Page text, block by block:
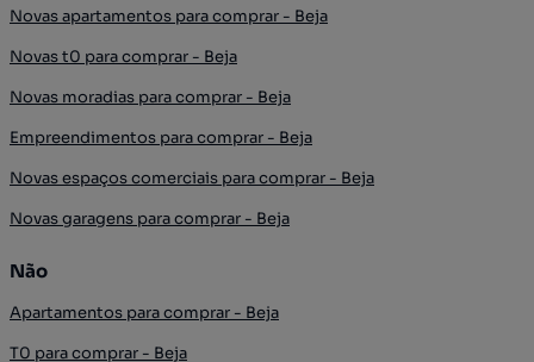
Novas apartamentos para comprar - Beja
Novas t0 para comprar - Beja
Novas moradias para comprar - Beja
Empreendimentos para comprar - Beja
Novas espaços comerciais para comprar - Beja
Novas garagens para comprar - Beja
Não
Apartamentos para comprar - Beja
T0 para comprar - Beja